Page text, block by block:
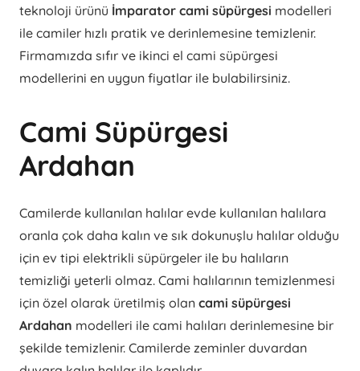
teknoloji ürünü İmparator cami süpürgesi modelleri
ile camiler hızlı pratik ve derinlemesine temizlenir.
Firmamızda sıfır ve ikinci el cami süpürgesi
modellerini en uygun fiyatlar ile bulabilirsiniz.
Cami Süpürgesi
Ardahan
Camilerde kullanılan halılar evde kullanılan halılara
oranla çok daha kalın ve sık dokunuşlu halılar olduğu
için ev tipi elektrikli süpürgeler ile bu halıların
temizliği yeterli olmaz. Cami halılarının temizlenmesi
için özel olarak üretilmiş olan cami süpürgesi
Ardahan modelleri ile cami halıları derinlemesine bir
şekilde temizlenir. Camilerde zeminler duvardan